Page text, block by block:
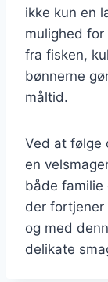
ikke kun en
mulighed
fra fisken,
bønnerne
måltid.
Ved at følge
en
både
der
og med
delikate